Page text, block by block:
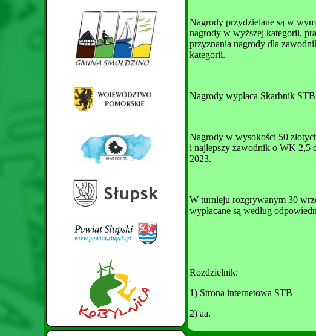
Nagrody przydzielane są w
nagrody w wyższej kategorii,
przyznania nagrody dla
kategorii.
Nagrody wypłaca Skarbnik
Nagrody w wysokości 50
i najlepszy zawodnik o WK 2,5
2023.
W turnieju rozgrywanym 30
wypłacane są według
Rozdzielnik:
1) Strona internetowa STB
2) aa.